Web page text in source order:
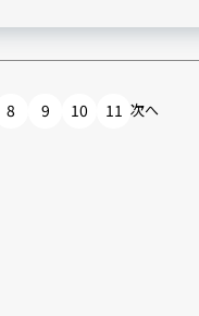
8 9 10 11 次へ